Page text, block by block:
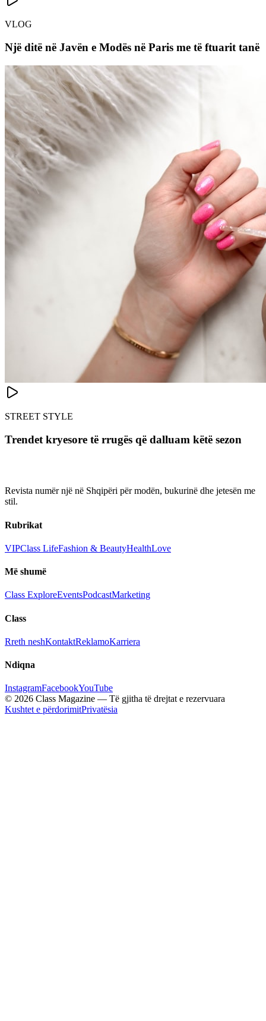
VLOG
Një ditë në Javën e Modës në Paris me të ftuarit tanë
STREET STYLE
Trendet kryesore të rrugës që dalluam këtë sezon
Revista numër një në Shqipëri për modën, bukurinë dhe jetesën me
stil.
Rubrikat
VIPClass LifeFashion & BeautyHealthLove
Më shumë
Class ExploreEventsPodcastMarketing
Class
Rreth neshKontaktReklamoKarriera
Ndiqna
InstagramFacebookYouTube
© 2026 Class Magazine — Të gjitha të drejtat e rezervuara
Kushtet e përdorimitPrivatësia